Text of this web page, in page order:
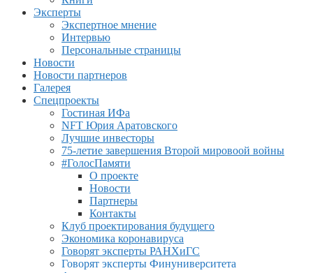
Эксперты
Экспертное мнение
Интервью
Персональные страницы
Новости
Новости партнеров
Галерея
Спецпроекты
Гостиная ИФа
NFT Юрия Аратовского
Лучшие инвесторы
75-летие завершения Второй мировоой войны
#ГолосПамяти
О проекте
Новости
Партнеры
Контакты
Клуб проектирования будущего
Экономика коронавируса
Говорят эксперты РАНХиГС
Говорят эксперты Финуниверситета